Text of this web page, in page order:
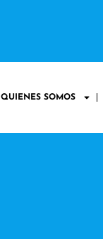
QUIENES SOMOS